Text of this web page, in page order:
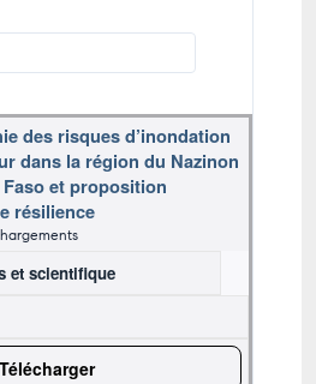
des risques d’inondation
dans la région du Nazinon
et proposition
résilience
et scientifique
Télécharger